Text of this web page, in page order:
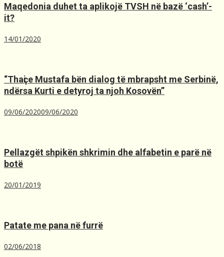
Maqedonia duhet ta aplikojë TVSH nё bazё ‘cash’-
it?
14/01/2020
“Thaҫi e Mustafa bën dialog të mbrapsht me Serbinë,
ndërsa Kurti e detyroj ta njoh Kosovën”
09/06/202009/06/2020
Pellazgët shpikën shkrimin dhe alfabetin e parë në
botë
20/01/2019
Patate me pana në furrë
02/06/2018